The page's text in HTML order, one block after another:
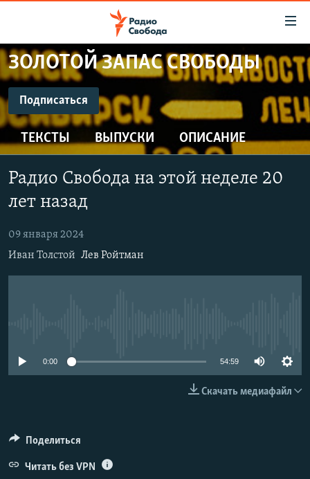
упрощенного
доступа
Вернуться
к
основному
содержанию
Вернутся
главной
Вернутся
поиску
ПРОГРАММЫ
ПОДКАСТЫ
АВТОРСКИЕ ПРОЕКТЫ
ЦИТАТЫ СВОБОДЫ
МНЕНИЯ
КУЛЬТУРА
КАВКАЗ.РЕАЛИИ
СЕВЕР.РЕАЛИИ
ЗОЛОТОЙ ЗАПАС СВОБОДЫ
Подписаться
ПОДПИСАТЬСЯ
ТЕКСТЫ ВЫПУСКИ ОПИСАНИЕ
Радио Свобода на этой неделе 20
лет назад
09 января 2024
Иван Толстой Лев Ройтман
0:00 54:59
Скачать медиафайл
Поделиться
Читать без VPN